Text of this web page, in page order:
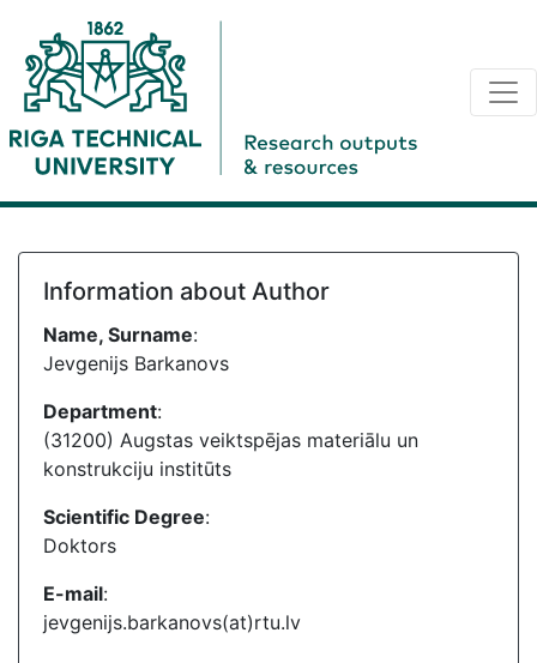
Information about Author
Name, Surname:
Jevgenijs Barkanovs
Department:
(31200) Augstas veiktspējas materiālu un
konstrukciju institūts
Scientific Degree:
Doktors
E-mail:
jevgenijs.barkanovs(at)rtu.lv